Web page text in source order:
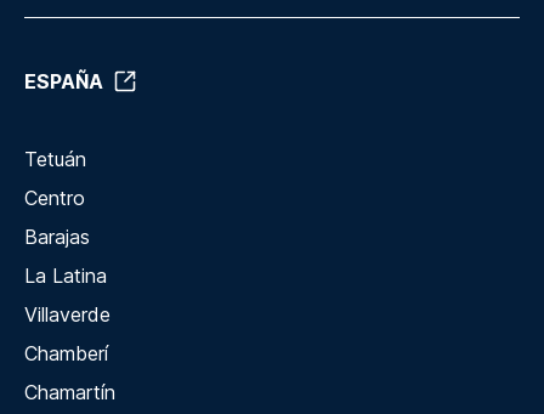
ESPAÑA
Tetuán
Centro
Barajas
La Latina
Villaverde
Chamberí
Chamartín